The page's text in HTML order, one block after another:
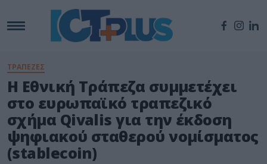
ΤΡΑΠΕΖΕΣ
Η Εθνική Τράπεζα συμμετέχει
στο ευρωπαϊκό τραπεζικό
σχήμα Qivalis για την έκδοση
ψηφιακού σταθερού νομίσματος
(stablecoin)